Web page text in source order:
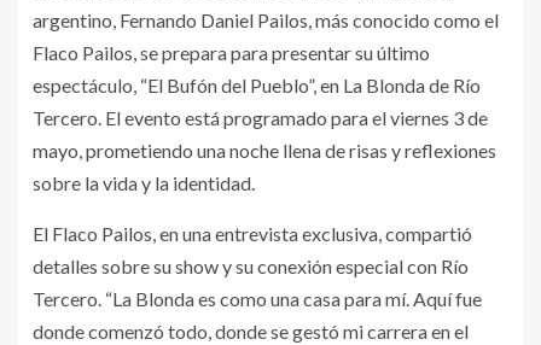
argentino, Fernando Daniel Pailos, más conocido como el
Flaco Pailos, se prepara para presentar su último
espectáculo, “El Bufón del Pueblo”, en La Blonda de Río
Tercero. El evento está programado para el viernes 3 de
mayo, prometiendo una noche llena de risas y reflexiones
sobre la vida y la identidad.
El Flaco Pailos, en una entrevista exclusiva, compartió
detalles sobre su show y su conexión especial con Río
Tercero. “La Blonda es como una casa para mí. Aquí fue
donde comenzó todo, donde se gestó mi carrera en el